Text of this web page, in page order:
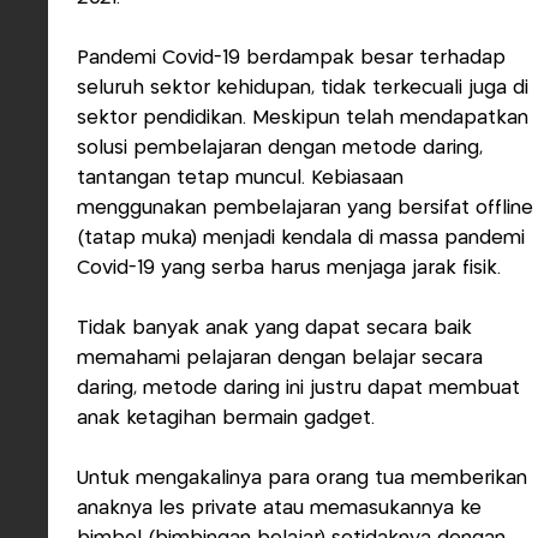
Pandemi Covid-19 berdampak besar terhadap
seluruh sektor kehidupan, tidak terkecuali juga di
sektor pendidikan. Meskipun telah mendapatkan
solusi pembelajaran dengan metode daring,
tantangan tetap muncul. Kebiasaan
menggunakan pembelajaran yang bersifat offline
(tatap muka) menjadi kendala di massa pandemi
Covid-19 yang serba harus menjaga jarak fisik.
Tidak banyak anak yang dapat secara baik
memahami pelajaran dengan belajar secara
daring, metode daring ini justru dapat membuat
anak ketagihan bermain gadget.
Untuk mengakalinya para orang tua memberikan
anaknya les private atau memasukannya ke